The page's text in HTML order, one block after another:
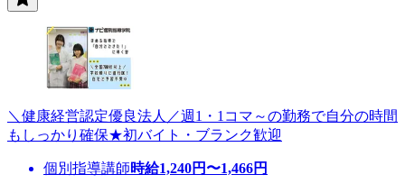
＼健康経営認定優良法人／週1・1コマ～の勤務で自分の時間
もしっかり確保★初バイト・ブランク歓迎
個別指導講師時給1,240円〜1,466円